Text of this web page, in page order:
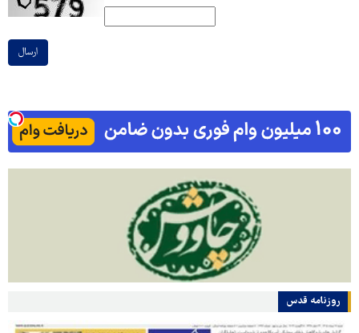
ارسال
روزنامه قدس